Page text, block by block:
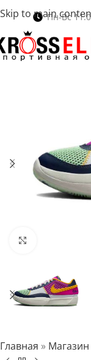
Skip to mainПн-Вс
Главная » Магазин